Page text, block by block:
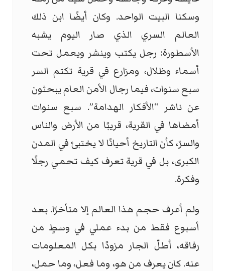
وسكنا البيت الواحد. وكان أيضًا ابن ذلك
العالم السري الذي صار اليوم يشبه
الأسطورة: رجل يكتب وينشر ويعمل تحت
أسماء وظلال، ومزارع في قرية تكتم السر
سبع سنوات، فيما رجال الأمن العام يبحثون
عن ناشر “الأفكار الهدامة”. سبع سنوات
أمضاها في القرية، قريبًا من الأرض والناس
والسرّ، كأن التاريخ أحيانًا لا يختبئ في المدن
الكبرى، بل في قرية تعرف كيف تحمي رجلًا
وفكرة.
ولم أعرف حجم هذا العالم إلا متأخرًا. بعد
أسبوع فقط من بدء عملي في وسطٍ من
رفاقه، أطلّ الجار مزودًا بكل المعلومات
عنه. كان يعرف من هو، وما فعل، وما حمل،